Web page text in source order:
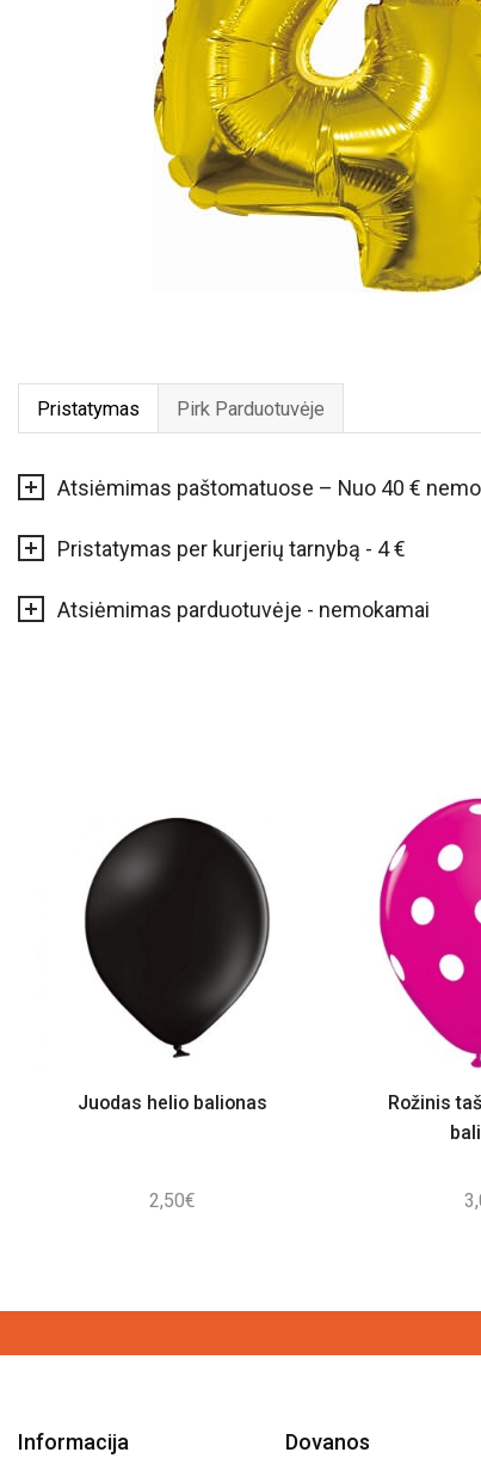
Pristatymas Pirk Parduotuvėje
Atsiėmimas paštomatuose – Nuo 40 €
Pristatymas per kurjerių tarnybą - 4 €
Atsiėmimas parduotuvėje - nemokamai
Juodas helio balionas
2,50€
Rožinis
Informacija Dovanos